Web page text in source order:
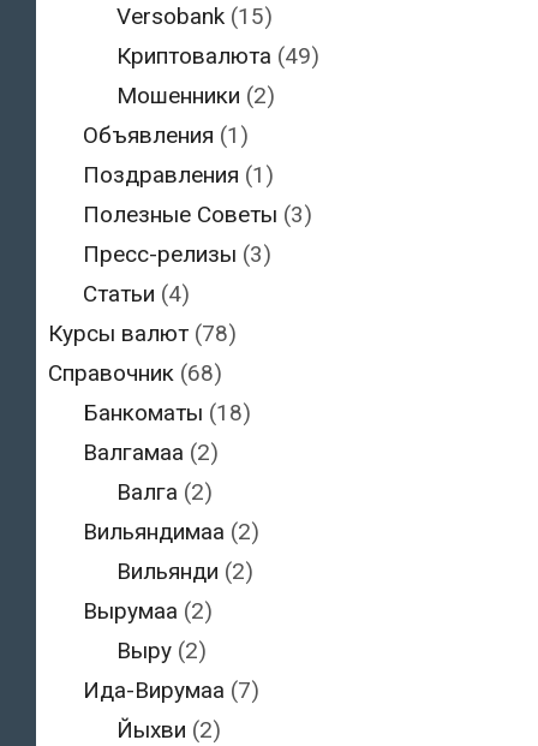
Versobank (15)
Криптовалюта (49)
Мошенники (2)
Объявления (1)
Поздравления (1)
Полезные Советы (3)
Пресс-релизы (3)
Статьи (4)
Курсы валют (78)
Справочник (68)
Банкоматы (18)
Валгамаа (2)
Валга (2)
Вильяндимаа (2)
Вильянди (2)
Вырумаа (2)
Выру (2)
Ида-Вирумаа (7)
Йыхви (2)